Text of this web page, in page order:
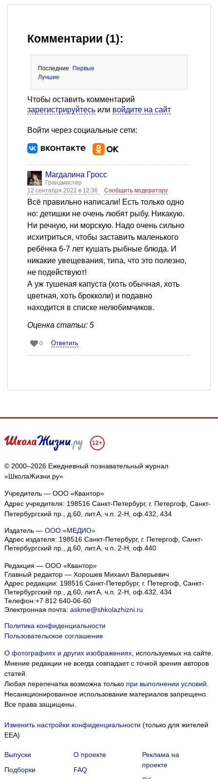
Комментарии (1):
Последние
Первые
Лучшие
Чтобы оставить комментарий
зарегистрируйтесь или войдите на сайт
Войти через социальные сети:
Магдалина Гросс
Грандмастер
12 сентября 2022 в 12:36
Сообщить модератору
Всё правильно написали! Есть только одно
но: детишки не очень любят рыбу. Никакую.
Ни речную, ни морскую. Надо очень сильно
исхитриться, чтобы заставить маленького
ребёнка 6-7 лет кушать рыбные блюда. И
никакие увещевания, типа, что это полезно,
не подействуют!
А уж тушеная капуста (хоть обычная, хоть
цветная, хоть брокколи) и подавно
находится в списке нелюбимчиков.
Оценка статьи: 5
0 Ответить
12+
© 2000–2026 Ежедневный познавательный журнал
«ШколаЖизни.ру»
Учредитель — ООО «Квантор»
Адрес учредителя: 198516 Санкт-Петербург, г. Петергоф, Санкт-
Петербургский пр., д.60, лит.А, ч.п. 2-Н, оф.432, 434
Издатель — ООО «МЕДИО»
Адрес издателя: 198516 Санкт-Петербург, г. Петергоф, Санкт-
Петербургский пр., д.60, лит.А, ч.п. 2-Н, оф.440
Редакция — ООО «Квантор»
Главный редактор — Хорошев Михаил Валерьевич
Адрес редакции: 198516 Санкт-Петербург, г. Петергоф, Санкт-
Петербургский пр., д.60, лит.А, ч.п. 2-Н, оф.432, 434
Телефон:+7 812 640-06-60
Электронная почта: askme@shkolazhizni.ru
Политика конфиденциальности
Пользовательское соглашение
О фотографиях и других изображениях, используемых на сайте.
Мнение редакции не всегда совпадает с точкой зрения авторов
статей.
Любая перепечатка возможна только при выполнении условий.
Несанкционированное использование материалов запрещено.
Все права защищены.
Изменить настройки конфиденциальности (только для жителей
EEA)
Выпуски
Подборки
О проекте
FAQ
Реклама на
проекте